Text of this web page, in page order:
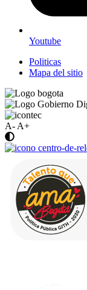
Youtube
Politicas
Mapa del sitio
A- A+